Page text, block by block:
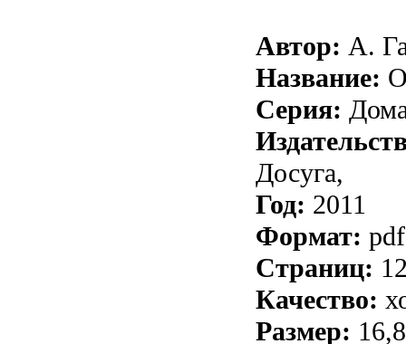
Автор: А.
Название:
Серия:
Досуга,
Год: 2011
Формат: pdf
Страниц:
Качество:
Размер: